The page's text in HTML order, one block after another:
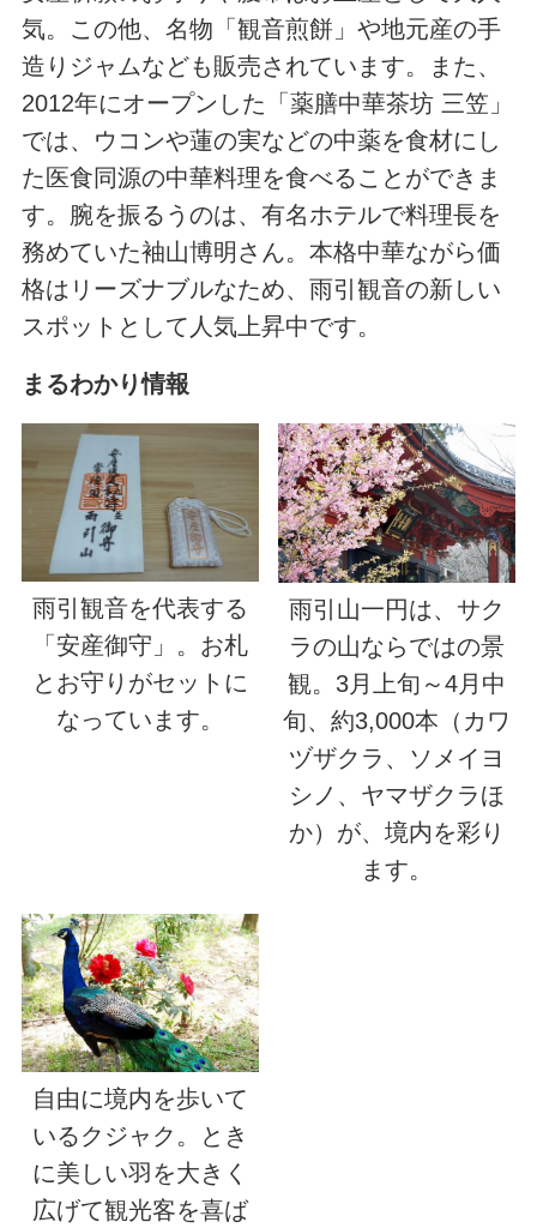
気。この他、名物「観音煎餅」や地元産の手
造りジャムなども販売されています。また、
2012年にオープンした「薬膳中華茶坊 三笠」
では、ウコンや蓮の実などの中薬を食材にし
た医食同源の中華料理を食べることができま
す。腕を振るうのは、有名ホテルで料理長を
務めていた袖山博明さん。本格中華ながら価
格はリーズナブルなため、雨引観音の新しい
スポットとして人気上昇中です。
まるわかり情報
雨引観音を代表する
「安産御守」。お札
とお守りがセットに
なっています。
雨引山一円は、サク
ラの山ならではの景
観。3月上旬～4月中
旬、約3,000本（カワ
ヅザクラ、ソメイヨ
シノ、ヤマザクラほ
か）が、境内を彩り
ます。
自由に境内を歩いて
いるクジャク。とき
に美しい羽を大きく
広げて観光客を喜ば